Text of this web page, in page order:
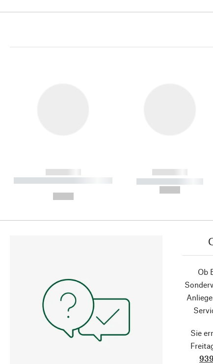
------------
----------- ----------- ----------
------------
----------- -----------
Ob
Sie